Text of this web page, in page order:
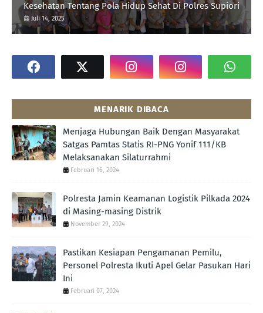
Kesehatan Tentang Pola Hidup Sehat Di Polres Supiori
Juli 14, 2025
MENARIK DIBACA
Menjaga Hubungan Baik Dengan Masyarakat
Satgas Pamtas Statis RI-PNG Yonif 111/KB
Melaksanakan Silaturrahmi
Februari 16, 2024
Polresta Jamin Keamanan Logistik Pilkada 2024
di Masing-masing Distrik
November 29, 2024
Pastikan Kesiapan Pengamanan Pemilu,
Personel Polresta Ikuti Apel Gelar Pasukan Hari
Ini
Februari 07, 2024